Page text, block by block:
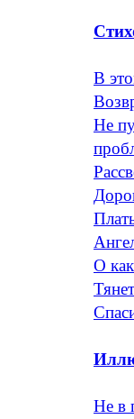
В
Не
О
Не в